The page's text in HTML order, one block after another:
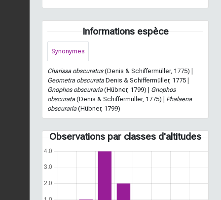
Informations espèce
Synonymes
Charissa obscuratus(Denis & Schiffermüller, 1775) |
Geometra obscurataDenis & Schiffermüller, 1775 |
Gnophos obscuraria(Hübner, 1799) | Gnophos
obscurata(Denis & Schiffermüller, 1775) | Phalaena
obscuraria(Hübner, 1799)
Observations par classes d'altitudes